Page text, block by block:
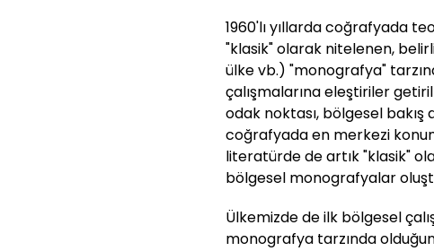
1960'lı yıllarda coğrafyada
"klasik" olarak nitelenen,
ülke vb.) "monografya"
çalışmalarına eleştiriler
odak noktası, bölgesel bakış
coğrafyada en merkezi
literatürde de artık "klasik"
bölgesel monografyalar
Ülkemizde de ilk bölgesel
monografya tarzında